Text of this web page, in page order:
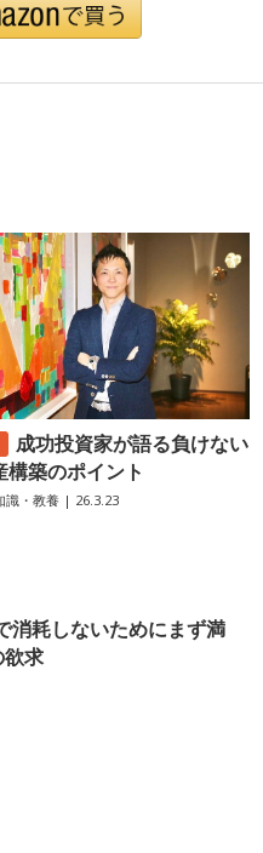
成功投資家が語る負けない
構築のポイント
識・教養 | 26.3.23
消耗しないためにまず満
欲求